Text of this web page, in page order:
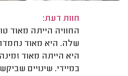
חוות דעת:
החוויה הייתה מאוד
שלה. היא מאוד
היא הייתה מאוד
במיידי. שינויים